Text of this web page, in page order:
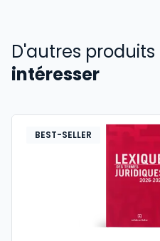
D'autres
intéresser
BEST-SELLER